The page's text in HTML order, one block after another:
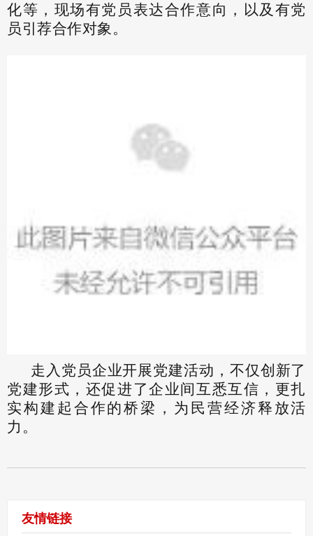
化等，现场有党员表达合作意向，以及有党
员引荐合作对象。
走入党员企业开展党建活动，不仅创新了
党建形式，还促进了企业间互悉互信，更扎
实构建起合作的桥梁，为民营经济释放活
力。
友情链接